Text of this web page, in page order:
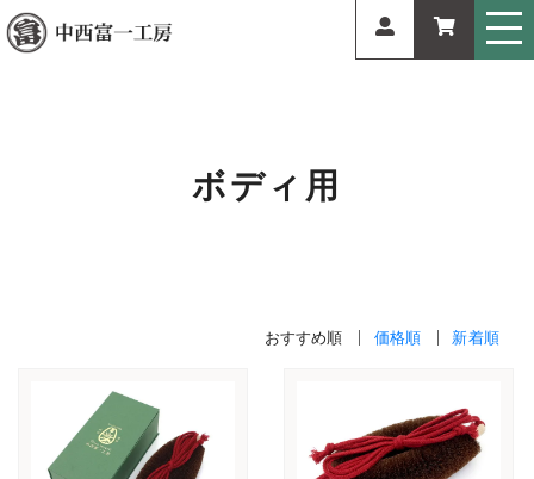
ボディ用
おすすめ順 価格順 新着順